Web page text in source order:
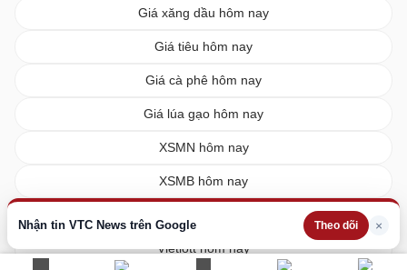
Nhận tin VTC News trên Google Theo dõi ×
Giá xăng dầu hôm nay
Giá tiêu hôm nay
Giá cà phê hôm nay
Giá lúa gạo hôm nay
XSMN hôm nay
XSMB hôm nay
Vietlott hôm nay